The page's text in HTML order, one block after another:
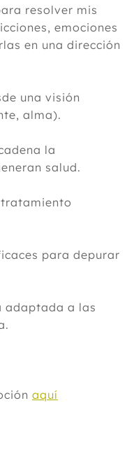
resolver mis
emociones
en una dirección
una visión
alma).
la
salud.
para depurar
adaptada a las
aquí